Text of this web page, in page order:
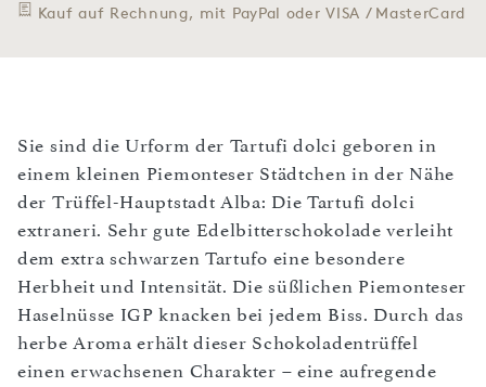
Kauf auf Rechnung, mit PayPal oder VISA / MasterCard
Sie sind die Urform der Tartufi dolci geboren in
einem kleinen Piemonteser Städtchen in der Nähe
der Trüffel-Hauptstadt Alba: Die Tartufi dolci
extraneri. Sehr gute Edelbitterschokolade verleiht
dem extra schwarzen Tartufo eine besondere
Herbheit und Intensität. Die süßlichen Piemonteser
Haselnüsse IGP knacken bei jedem Biss. Durch das
herbe Aroma erhält dieser Schokoladentrüffel
einen erwachsenen Charakter – eine aufregende